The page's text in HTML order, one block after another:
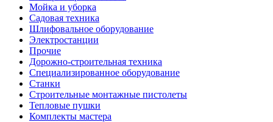
Мойка и уборка
Садовая техника
Шлифовальное оборудование
Электростанции
Прочие
Дорожно-строительная техника
Специализированное оборудование
Станки
Строительные монтажные пистолеты
Тепловые пушки
Комплекты мастера